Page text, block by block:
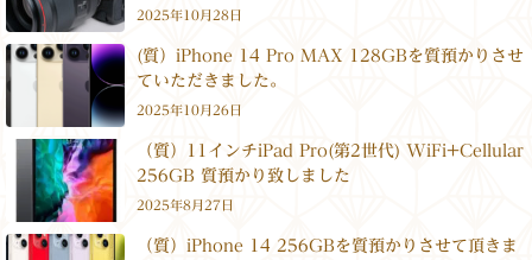
2025年10月28日
(質）iPhone 14 Pro MAX 128GBを質預かりさせ
ていただきました。
2025年10月26日
（質）11インチiPad Pro(第2世代) WiFi+Cellular
256GB 質預かり致しました
2025年8月27日
（質）iPhone 14 256GBを質預かりさせて頂きま